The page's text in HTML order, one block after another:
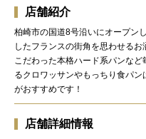
店舗紹介
柏崎市の国道8号沿いにオープン
したフランスの街角を思わせる
こだわった本格ハード系パンな
るクロワッサンやもっちり食パ
がおすすめです！
店舗詳細情報